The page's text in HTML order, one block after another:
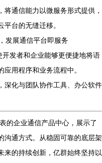
将通信能力以微服务形式提供，
台的无缝迁移。
发展通信平台即服务
开发者和企业能够更便捷地将语
用程序和业务流程中。
深化与团队协作工具、办公软件
的企业通信产品中心，展示了
沟通方式。从稳固可靠的底层架
来的持续创新，亿群始终坚持以